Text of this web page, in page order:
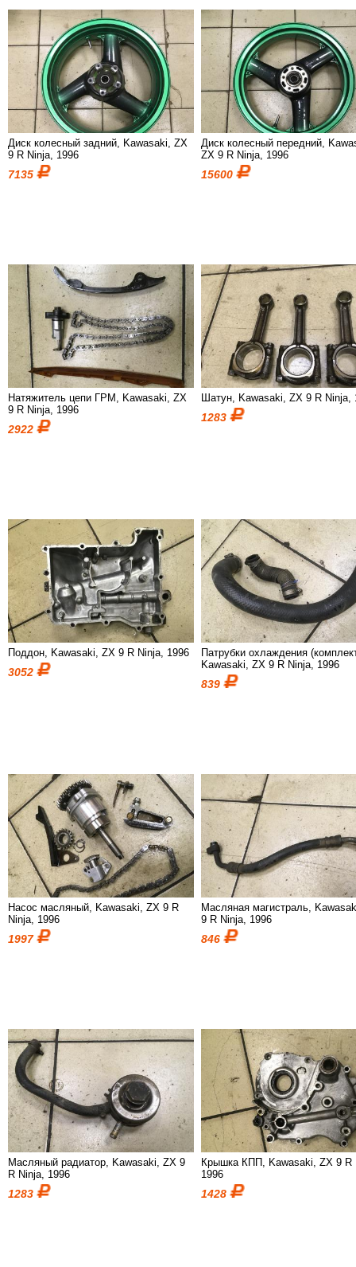
Диск колесный задний, Kawasaki, ZX
9 R Ninja, 1996
7135
Диск колесный передний,
ZX 9 R Ninja, 1996
15600
Натяжитель цепи ГРМ, Kawasaki, ZX
9 R Ninja, 1996
2922
Шатун, Kawasaki, ZX 9 R Ninja,
1283
Поддон, Kawasaki, ZX 9 R Ninja, 1996
3052
Патрубки охлаждения
Kawasaki, ZX 9 R Ninja, 1996
839
Насос масляный, Kawasaki, ZX 9 R
Ninja, 1996
1997
Масляная магистраль,
9 R Ninja, 1996
846
Масляный радиатор, Kawasaki, ZX 9
R Ninja, 1996
1283
Крышка КПП, Kawasaki, ZX 9 R
1996
1428